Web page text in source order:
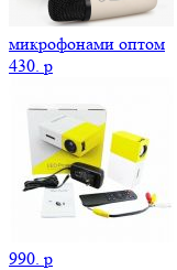
микрофонами оптом
430. p
990. p